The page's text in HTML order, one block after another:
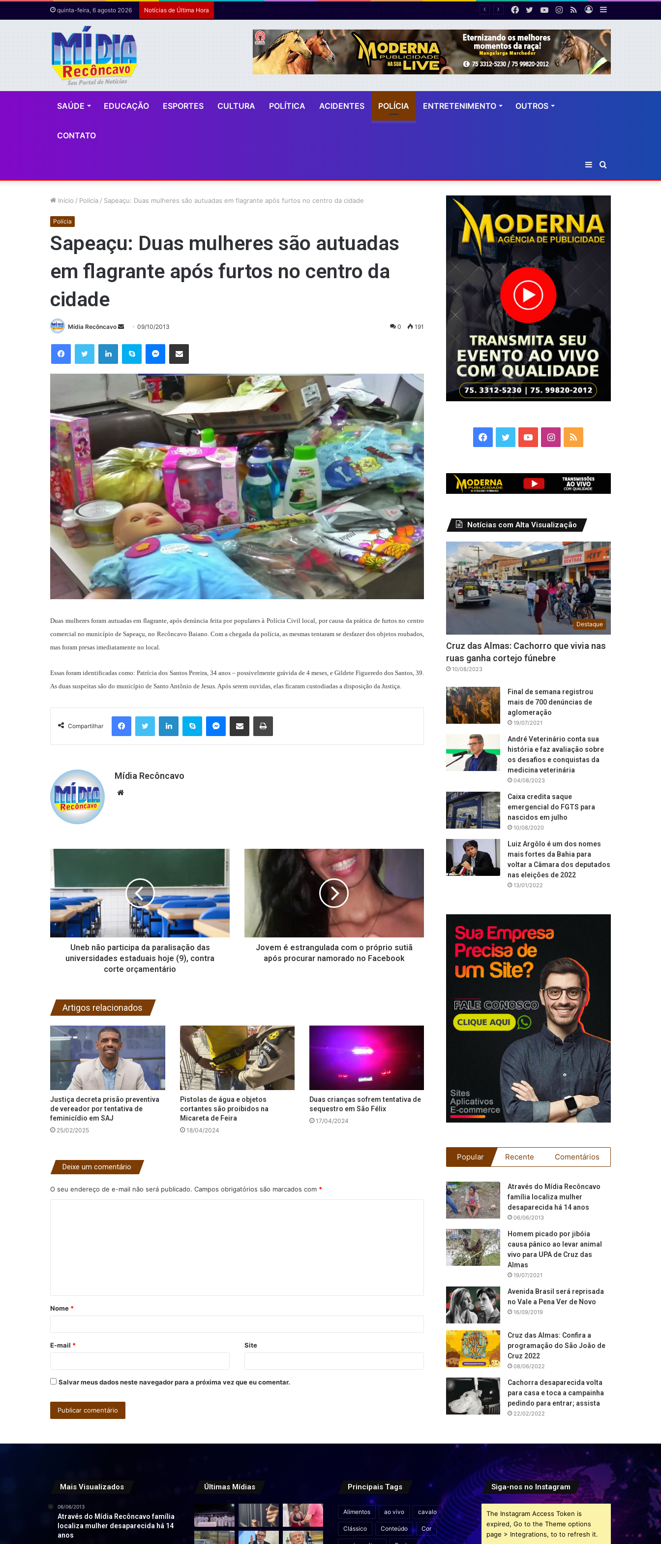
quinta-feira, 6 agosto 2026 Notícias de Última Hora
Barra
Lateral
Entrar
RSS
Instagram
YouTube
Twitter
Facebook
SAÚDE EDUCAÇÃO ESPORTES CULTURA POLÍTICA ACIDENTES POLÍCIA ENTRETENIMENTO OUTROS
CONTATO
por
Barra
Lateral
Início / Polícia / Sapeaçu: Duas mulheres são autuadas em flagrante após furtos no centro da cidade
Polícia
Sapeaçu: Duas mulheres são autuadas
em flagrante após furtos no centro da
cidade
Mídia Recôncavo
Mande
e-
09/10/2013 0 191
FacebookTwitter LinkedinSkype Messenger
Compartilhar via e-mail
Duas mulheres foram autuadas em flagrante, após denúncia feita por populares à Polícia Civil local, por causa da prática de furtos no centro
comercial no município de Sapeaçu, no Recôncavo Baiano. Com a chegada da polícia, as mesmas tentaram se desfazer dos objetos roubados,
mas foram presas imediatamente no local.
Essas foram identificadas como: Patrícia dos Santos Pereira, 34 anos – possivelmente grávida de 4 meses, e Gildete Figueredo dos Santos, 39.
As duas suspeitas são do município de Santo Antônio de Jesus. Após serem ouvidas, elas ficaram custodiadas a disposição da Justiça.
Compartilhar
FacebookTwitter LinkedinSkype Messenger
Compartilhar via e-mail Imprimir
Mídia Recôncavo
Website
Uneb não participa da paralisação das
universidades estaduais hoje (9), contra
corte orçamentário
Jovem é estrangulada com o próprio sutiã
após procurar namorado no Facebook
Artigos relacionados
Justiça decreta prisão preventiva
de vereador por tentativa de
feminicídio em SAJ
25/02/2025
Pistolas de água e objetos
cortantes são proibidos na
Micareta de Feira
18/04/2024
Duas crianças sofrem tentativa de
sequestro em São Félix
17/04/2024
Deixe um comentário
O seu endereço de e-mail não será publicado. Campos obrigatórios são marcados com *
á
r
*
Nome *
E-mail * Site
Salvar meus dados neste navegador para a próxima vez que eu comentar.
Facebook
TwitterYouTubeInstagram
RSS
Notícias com Alta Visualização
Destaque
Cruz das Almas: Cachorro que vivia nas
ruas ganha cortejo fúnebre
10/08/2023
Final de semana registrou
mais de 700 denúncias de
aglomeração
19/07/2021
André Veterinário conta sua
história e faz avaliação sobre
os desafios e conquistas da
medicina veterinária
04/08/2023
Caixa credita saque
emergencial do FGTS para
nascidos em julho
10/08/2020
Luiz Argôlo é um dos nomes
mais fortes da Bahia para
voltar a Câmara dos deputados
nas eleições de 2022
13/01/2022
Popular Recente Comentários
Através do Mídia Recôncavo
família localiza mulher
desaparecida há 14 anos
06/06/2013
Homem picado por jibóia
causa pânico ao levar animal
vivo para UPA de Cruz das
Almas
19/07/2021
Avenida Brasil será reprisada
no Vale a Pena Ver de Novo
16/09/2019
Cruz das Almas: Confira a
programação do São João de
Cruz 2022
08/06/2022
Cachorra desaparecida volta
para casa e toca a campainha
pedindo para entrar; assista
22/02/2022
Mais Visualizados
06/06/2013
Através do Mídia Recôncavo família
localiza mulher desaparecida há 14
anos
Últimas Mídias Principais Tags
Alimentos ao vivo cavalo
Clássico Conteúdo Cor
Siga-nos no Instagram
The Instagram Access Token is
expired, Go to the Theme options
page > Integrations, to to refresh it.